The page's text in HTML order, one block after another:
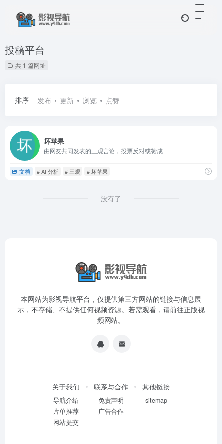
投稿平台
共 1 篇网址
排序 发布 更新 浏览 点赞
坏苹果
由网友共同发表的三观言论，投票反对或赞成
文档 # AI 分析 # 三观 # 坏苹果
没有了
本网站为影视导航平台，仅提供第三方网站的链接与信息展
示，不存储、不提供任何视频资源。若需观看，请前往正版视
频网站。
关于我们
导航介绍
片单推荐
网站提交
联系与合作
免责声明
广告合作
其他链接
sitemap